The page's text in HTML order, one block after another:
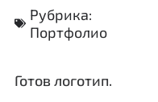
Рубрика:
Портфолио
Готов логотип.